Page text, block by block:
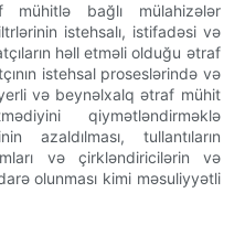
mühitlə bağlı mülahizələr
istehsalı, istifadəsi və
həll etməli olduğu ətraf
istehsal proseslərində və
yerli və beynəlxalq ətraf mühit
qiymətləndirməklə
azaldılması, tullantıların
və çirkləndiricilərin və
olunması kimi məsuliyyətli